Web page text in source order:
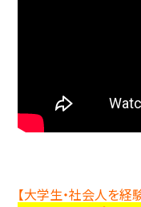
【大学生・社会人を経